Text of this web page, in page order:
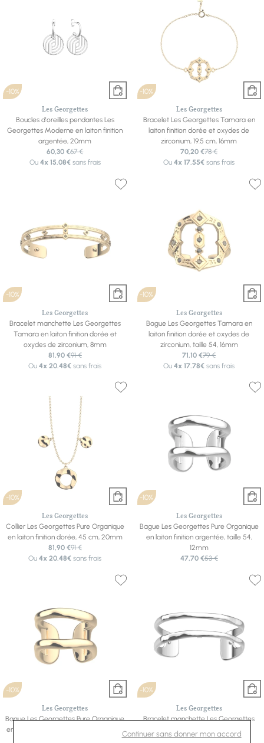
Continuer sans donner mon accord
-10%
Les Georgettes
Boucles d'oreilles pendantes Les
Georgettes Moderne en laiton finition
argentée, 20mm
60,30 €67 €
Ou 4x 15.08€sans frais
-10%
Les Georgettes
Bracelet Les Georgettes Tamara en
laiton finition dorée et oxydes de
zirconium, 19.5 cm, 16mm
70,20 €78 €
Ou4x 17.55€ sans frais
-10%
Les Georgettes
Bracelet manchette Les Georgettes
Tamara en laiton finition dorée et
oxydes de zirconium, 8mm
81,90 €91 €
Ou4x 20.48€ sans frais
-10%
Les Georgettes
Bague Les Georgettes Tamara en
laiton finition dorée et oxydes de
zirconium, taille 54, 16mm
71,10 €79 €
Ou4x 17.78€ sans frais
-10%
Les Georgettes
Collier Les Georgettes Pure Organique
en laiton finition dorée, 45 cm, 20mm
81,90 €91 €
Ou4x 20.48€ sans frais
-10%
Les Georgettes
Bague Les Georgettes Pure Organique
en laiton finition argentée, taille 54,
12mm
47,70 €53 €
-10%
Les Georgettes
Bague Les Georgettes Pure Organique
en laiton finition dorée, taille 54, 12mm
-10%
Les Georgettes
Bracelet manchette Les Georgettes
Pure Organique en laiton finition
argentée, 14mm